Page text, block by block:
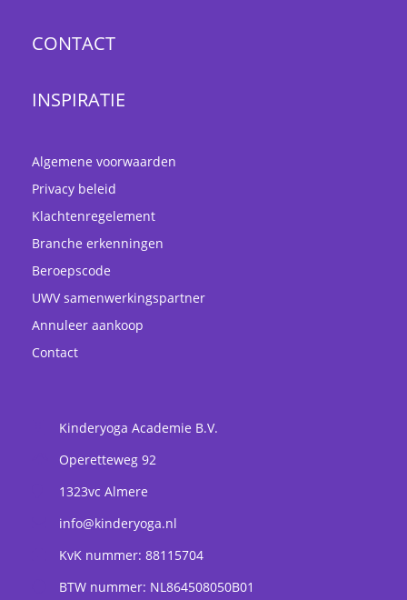
CONTACT
INSPIRATIE
Algemene voorwaarden
Privacy beleid
Klachtenregelement
Branche erkenningen
Beroepscode
UWV samenwerkingspartner
Annuleer aankoop
Contact
Kinderyoga Academie B.V.
Operetteweg 92
1323vc Almere
info@kinderyoga.nl
KvK nummer: 88115704
BTW nummer: NL864508050B01